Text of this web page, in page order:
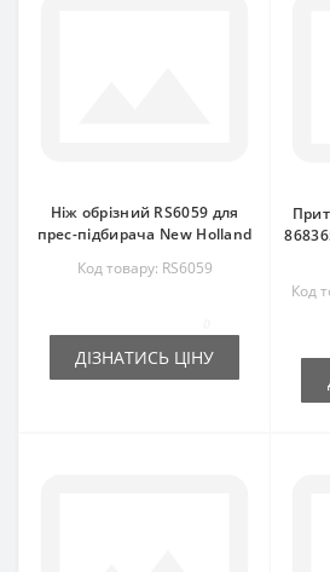
Ніж обрізний RS6059 для
прес-підбирача New Holland
Код товару: RS6059
ДІЗНАТИСЬ ЦІНУ
Код